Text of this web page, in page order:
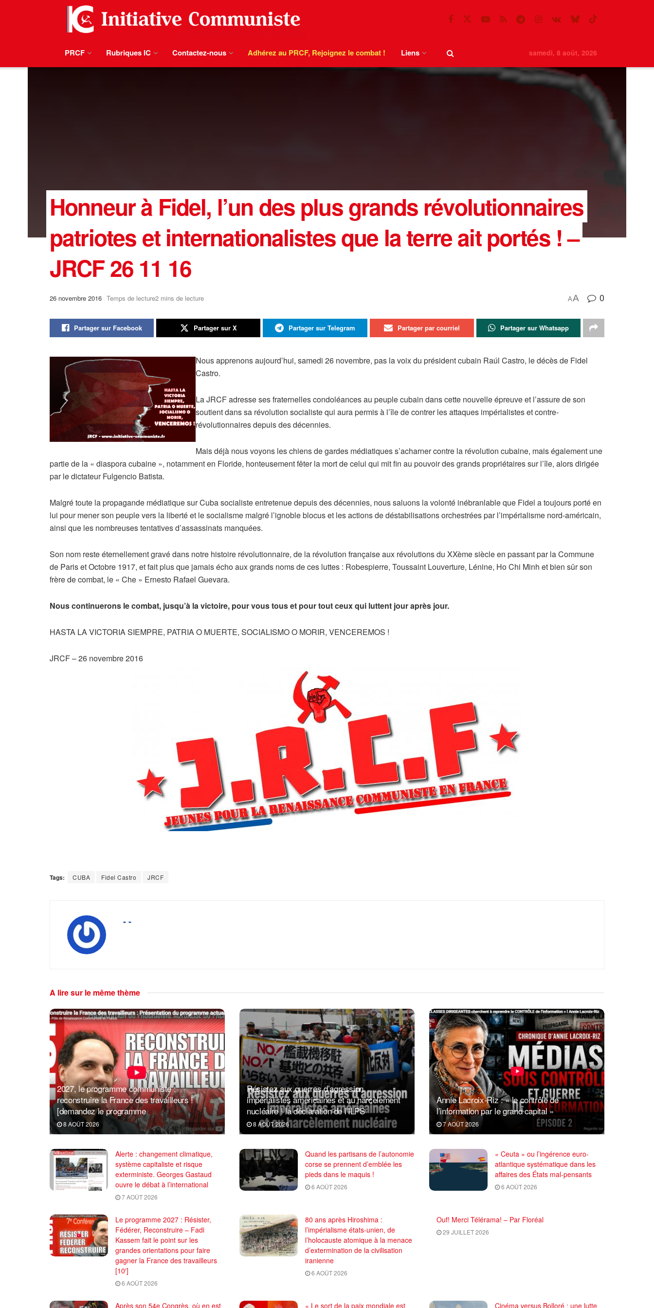
PRCF Rubriques IC Contactez-nous Adhérez au PRCF, Rejoignez le combat ! Liens samedi, 8 août, 2026
Honneur à Fidel, l’un des plus grands révolutionnaires
patriotes et internationalistes que la terre ait portés ! –
JRCF 26 11 16
26 novembre 2016 Temps de lecture2 mins de lecture AA 0
Partager sur Facebook Partager sur X Partager sur Telegram Partager par courriel Partager sur Whatsapp
Nous apprenons aujourd’hui, samedi 26 novembre, pas la voix du président cubain Raúl Castro, le décès de Fidel
Castro.
La JRCF adresse ses fraternelles condoléances au peuple cubain dans cette nouvelle épreuve et l’assure de son
soutient dans sa révolution socialiste qui aura permis à l’île de contrer les attaques impérialistes et contre-
révolutionnaires depuis des décennies.
Mais déjà nous voyons les chiens de gardes médiatiques s’acharner contre la révolution cubaine, mais également une
partie de la « diaspora cubaine », notamment en Floride, honteusement fêter la mort de celui qui mit fin au pouvoir des grands propriétaires sur l’île, alors dirigée
par le dictateur Fulgencio Batista.
Malgré toute la propagande médiatique sur Cuba socialiste entretenue depuis des décennies, nous saluons la volonté inébranlable que Fidel a toujours porté en
lui pour mener son peuple vers la liberté et le socialisme malgré l’ignoble blocus et les actions de déstabilisations orchestrées par l’impérialisme nord-américain,
ainsi que les nombreuses tentatives d’assassinats manquées.
Son nom reste éternellement gravé dans notre histoire révolutionnaire, de la révolution française aux révolutions du XXème siècle en passant par la Commune
de Paris et Octobre 1917, et fait plus que jamais écho aux grands noms de ces luttes : Robespierre, Toussaint Louverture, Lénine, Ho Chi Minh et bien sûr son
frère de combat, le « Che » Ernesto Rafael Guevara.
Nous continuerons le combat, jusqu’à la victoire, pour vous tous et pour tout ceux qui luttent jour après jour.
HASTA LA VICTORIA SIEMPRE, PATRIA O MUERTE, SOCIALISMO O MORIR, VENCEREMOS !
JRCF – 26 novembre 2016
Tags: CUBA Fidel Castro JRCF
- -
A lire sur le même thème
2027, le programme communiste :
reconstruire la France des travailleurs !
[demandez le programme
8 AOÛT 2026
Résistez aux guerres d’agression
impérialistes américaines et au harcèlement
nucléaire ! la déclaration de l’ILPS
8 AOÛT 2026
Annie Lacroix-Riz : « le contrôle de
l’information par le grand capital »
7 AOÛT 2026
Alerte : changement climatique,
système capitaliste et risque
exterministe. Georges Gastaud
ouvre le débat à l’international
7 AOÛT 2026
Quand les partisans de l’autonomie
corse se prennent d’emblée les
pieds dans le maquis !
6 AOÛT 2026
« Ceuta » ou l’ingérence euro-
atlantique systématique dans les
affaires des États mal-pensants
6 AOÛT 2026
Le programme 2027 : Résister,
Fédérer, Reconstruire – Fadi
Kassem fait le point sur les
grandes orientations pour faire
gagner la France des travailleurs
[10′]
6 AOÛT 2026
80 ans après Hiroshima :
l’impérialisme états-unien, de
l’holocauste atomique à la menace
d’extermination de la civilisation
iranienne
6 AOÛT 2026
Ouf! Merci Télérama! – Par Floréal
29 JUILLET 2026
Après son 54e Congrès, où en est « Le sort de la paix mondiale est Cinéma versus Bolloré : une lutte